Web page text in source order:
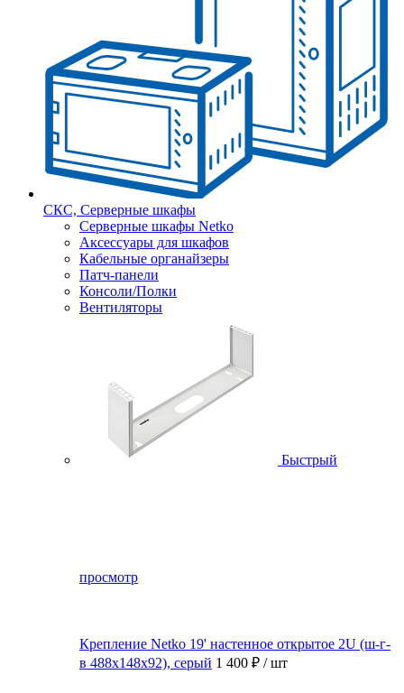
СКС, Серверные шкафы
Серверные шкафы Netko
Аксессуары для шкафов
Кабельные органайзеры
Патч-панели
Консоли/Полки
Вентиляторы
Быстрый
просмотр
Крепление Netko 19' настенное открытое 2U (ш-г-
в 488х148х92), серый 1 400 ₽ / шт